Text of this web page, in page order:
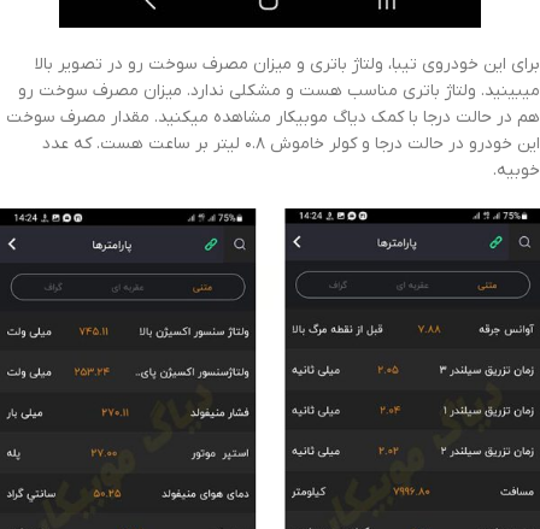
برای این خودروی تیبا، ولتاژ باتری و میزان مصرف سوخت رو در تصویر بالا
میبینید. ولتاژ باتری مناسب هست و مشکلی ندارد. میزان مصرف سوخت رو
هم در حالت درجا با کمک دیاگ موبیکار مشاهده میکنید. مقدار مصرف سوخت
این خودرو در حالت درجا و کولر خاموش ۰.۸ لیتر بر ساعت هست. که عدد
خوبیه.